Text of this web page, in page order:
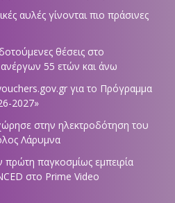
αυλές γίνονται πιο πράσινες
θέσεις στο
55 ετών και άνω
για το Πρόγραμμα
2027»
στην ηλεκτροδότηση του
Λάρυμνα
πρώτη παγκοσμίως εμπειρία
στο Prime Video